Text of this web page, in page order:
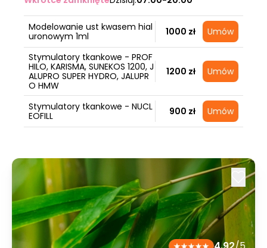
Modelowanie ust kwasem hial
uronowym 1ml
1000 zł Umów
Stymulatory tkankowe - PROF
HILO, KARISMA, SUNEKOS 1200, J
ALUPRO SUPER HYDRO, JALUPR
O HMW
1200 zł Umów
Stymulatory tkankowe - NUCL
EOFILL
900 zł Umów